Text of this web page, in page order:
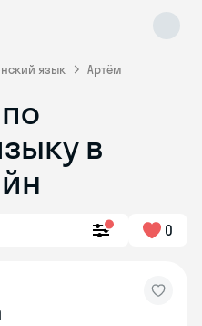
язык Артём
в
0